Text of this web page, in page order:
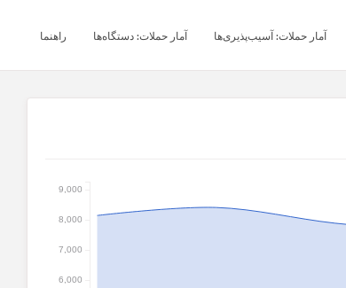
آمار حملات: آسیب‌پذیری‌ها آمار حملات: دستگاه‌ها راهنما
6,000
7,000
8,000
9,000